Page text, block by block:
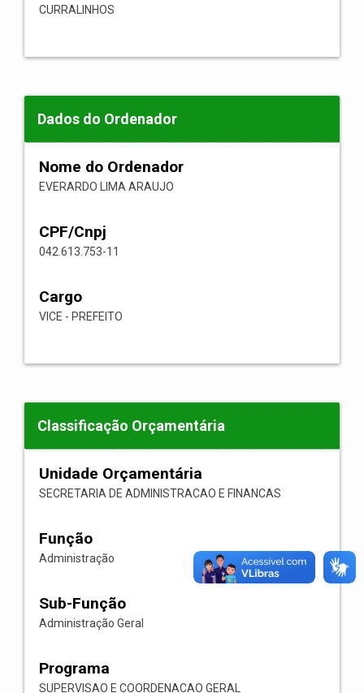
CURRALINHOS
Dados do Ordenador
Nome do Ordenador
EVERARDO LIMA ARAUJO
CPF/Cnpj
042.613.753-11
Cargo
VICE - PREFEITO
Classificação Orçamentária
Unidade Orçamentária
SECRETARIA DE ADMINISTRACAO E FINANCAS
Função
Administração
Sub-Função
Administração Geral
Programa
SUPERVISAO E COORDENACAO GERAL